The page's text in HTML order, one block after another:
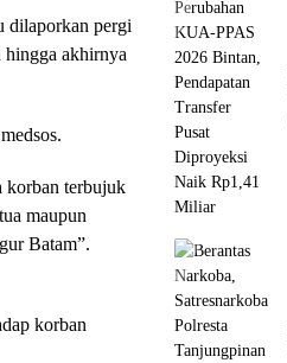
dilaporkan pergi
hingga akhirnya
korban terbujuk
maupun
Batam”.
korban